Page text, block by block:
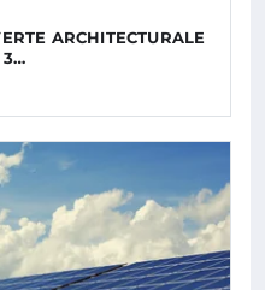
ARCHITECTURALE
3…